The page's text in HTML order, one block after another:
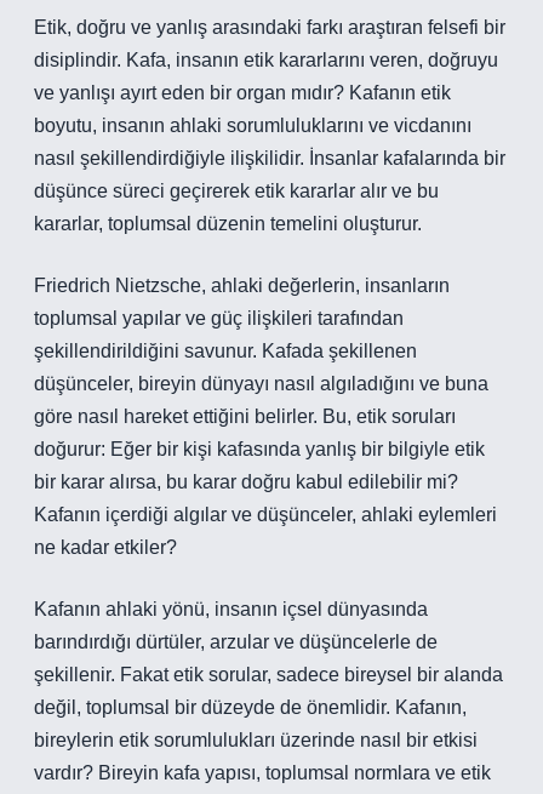
Etik, doğru ve yanlış arasındaki farkı araştıran felsefi bir
disiplindir. Kafa, insanın etik kararlarını veren, doğruyu
ve yanlışı ayırt eden bir organ mıdır? Kafanın etik
boyutu, insanın ahlaki sorumluluklarını ve vicdanını
nasıl şekillendirdiğiyle ilişkilidir. İnsanlar kafalarında bir
düşünce süreci geçirerek etik kararlar alır ve bu
kararlar, toplumsal düzenin temelini oluşturur.
Friedrich Nietzsche, ahlaki değerlerin, insanların
toplumsal yapılar ve güç ilişkileri tarafından
şekillendirildiğini savunur. Kafada şekillenen
düşünceler, bireyin dünyayı nasıl algıladığını ve buna
göre nasıl hareket ettiğini belirler. Bu, etik soruları
doğurur: Eğer bir kişi kafasında yanlış bir bilgiyle etik
bir karar alırsa, bu karar doğru kabul edilebilir mi?
Kafanın içerdiği algılar ve düşünceler, ahlaki eylemleri
ne kadar etkiler?
Kafanın ahlaki yönü, insanın içsel dünyasında
barındırdığı dürtüler, arzular ve düşüncelerle de
şekillenir. Fakat etik sorular, sadece bireysel bir alanda
değil, toplumsal bir düzeyde de önemlidir. Kafanın,
bireylerin etik sorumlulukları üzerinde nasıl bir etkisi
vardır? Bireyin kafa yapısı, toplumsal normlara ve etik